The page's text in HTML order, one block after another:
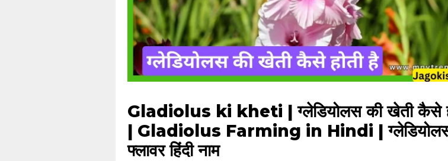
Gladiolus ki kheti | ग्लेडियोलस की खेती कैसे
| Gladiolus Farming in Hindi |
फ्लावर हिंदी नाम